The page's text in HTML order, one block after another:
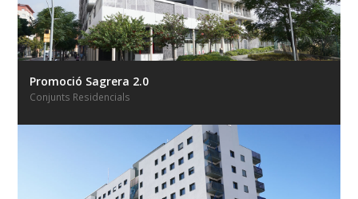
Promoció Sagrera 2.0
Conjunts Residencials